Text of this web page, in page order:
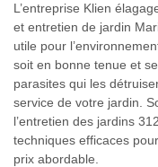
L’entreprise Klien
et entretien de jardin
utile pour
soit en bonne tenue et
parasites qui les
service de votre jardin.
l’entretien des jardins
techniques efficaces
prix abordable.